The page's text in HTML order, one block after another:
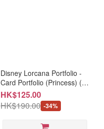
Disney Lorcana Portfolio -
Card Portfolio (Princess) (
CG-DLS9PP )
HK$125.00
HK$190.00 -34%